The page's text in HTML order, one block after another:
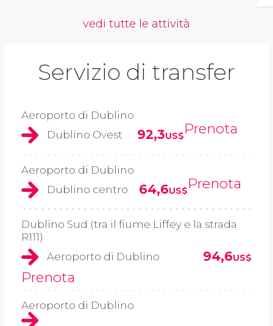
vedi tutte le attività
Servizio di transfer
Aeroporto di Dublino
Dublino Ovest
92,3US$Prenota
Aeroporto di Dublino
Dublino centro
64,6US$Prenota
Dublino Sud (tra il fiume Liffey e la strada
R111)
Aeroporto di Dublino
94,6US$
Prenota
Aeroporto di Dublino